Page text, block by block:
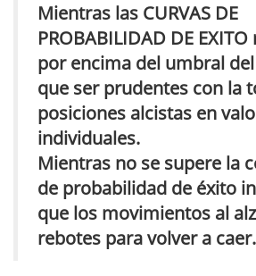
Mientras las CURVAS DE
PROBABILIDAD DE
por encima del umbral
que ser prudentes con la
posiciones alcistas en
individuales.
Mientras no se supere la
de probabilidad de éxito
que los movimientos al
rebotes para volver a caer.